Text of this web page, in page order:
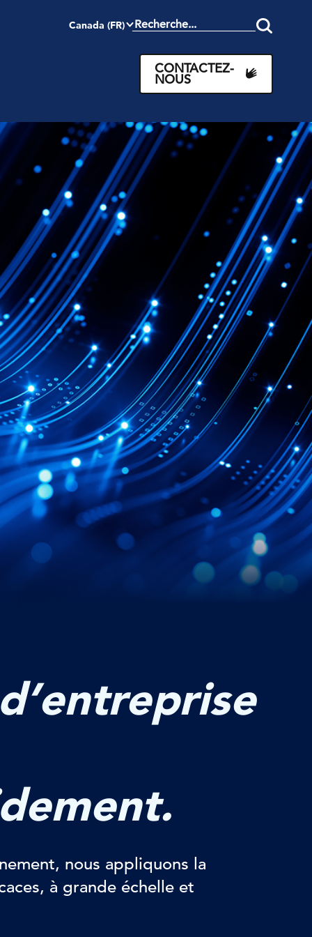
Canada (FR)
Search
CONTACTEZ-
NOUS
nous appliquons la
à grande échelle et